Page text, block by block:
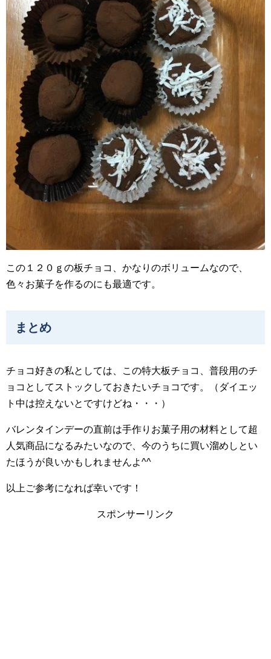
この１２０ｇの板チョコ、かなりのボリュームなので、
色々お菓子を作るのにも最適です。
まとめ
チョコ好きの私としては、この特大板チョコ、普段用のチ
ョコとしてストックしておきたいチョコです。（ダイエッ
ト中は控えないとですけどね・・・）
バレンタインデーの直前は手作りお菓子用の材料として超
人気商品になるみたいなので、今のうちに買い溜めしとい
たほうが良いかもしれませんよ^^
以上ご参考になれば幸いです！
スポンサーリンク